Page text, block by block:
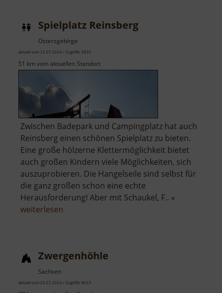
Spielplatz Reinsberg
Osterzgebirge
aktuell vom 23.07.2024 / Zugriffe: 3835
51 km vom aktuellen Standort
Zwischen Badepark und Campingplatz hat auch
Reinsberg einen schönen Spielplatz zu bieten.
Eine große hölzerne Klettermöglichkeit bietet
auch großen Kindern viele Möglichkeiten, sich
auszuprobieren. Die Hangelseile sind selbst für
die ganz großen schon eine echte
Herausforderung! Aber mit Schaukel, F.. »
weiterlesen
Zwergenhöhle
Sachsen
aktuell vom 23.07.2024 / Zugriffe: 8023